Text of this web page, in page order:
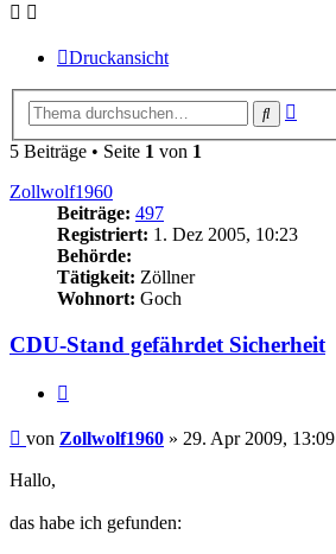
Druckansicht
Suche
5 Beiträge • Seite 1 von 1
Zollwolf1960
Beiträge: 497
Registriert: 1. Dez 2005, 10:23
Behörde:
Tätigkeit: Zöllner
Wohnort: Goch
CDU-Stand gefährdet Sicherheit
Beitrag
von Zollwolf1960 » 29. Apr 2009, 13:09
Hallo,
das habe ich gefunden: